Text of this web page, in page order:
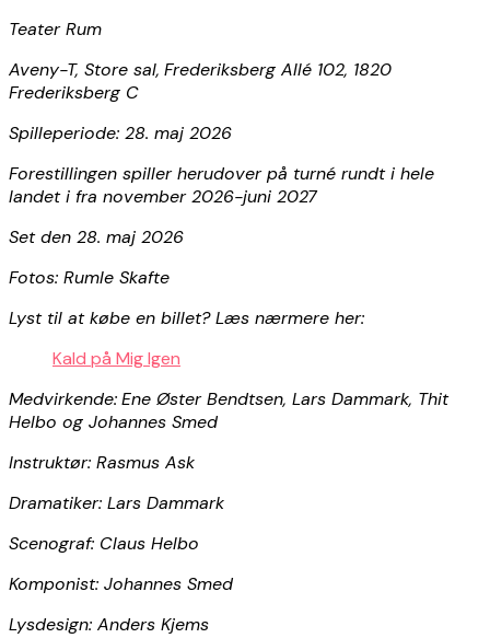
Teater Rum
Aveny-T, Store sal, Frederiksberg Allé 102, 1820
Frederiksberg C
Spilleperiode: 28. maj 2026
Forestillingen spiller herudover på turné rundt i hele
landet i fra november 2026-juni 2027
Set den 28. maj 2026
Fotos: Rumle Skafte
Lyst til at købe en billet? Læs nærmere her:
Kald på Mig Igen
Medvirkende:Ene Øster Bendtsen, Lars Dammark, Thit
Helbo og Johannes Smed
Instruktør: Rasmus Ask
Dramatiker: Lars Dammark
Scenograf: Claus Helbo
Komponist: Johannes Smed
Lysdesign: Anders Kjems